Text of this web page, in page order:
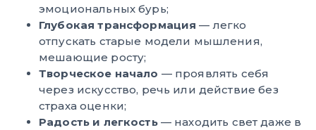
эмоциональных бурь;
Глубокая трансформация — легко
отпускать старые модели мышления,
мешающие росту;
Творческое начало — проявлять себя
через искусство, речь или действие без
страха оценки;
Радость и легкость— находить свет даже в